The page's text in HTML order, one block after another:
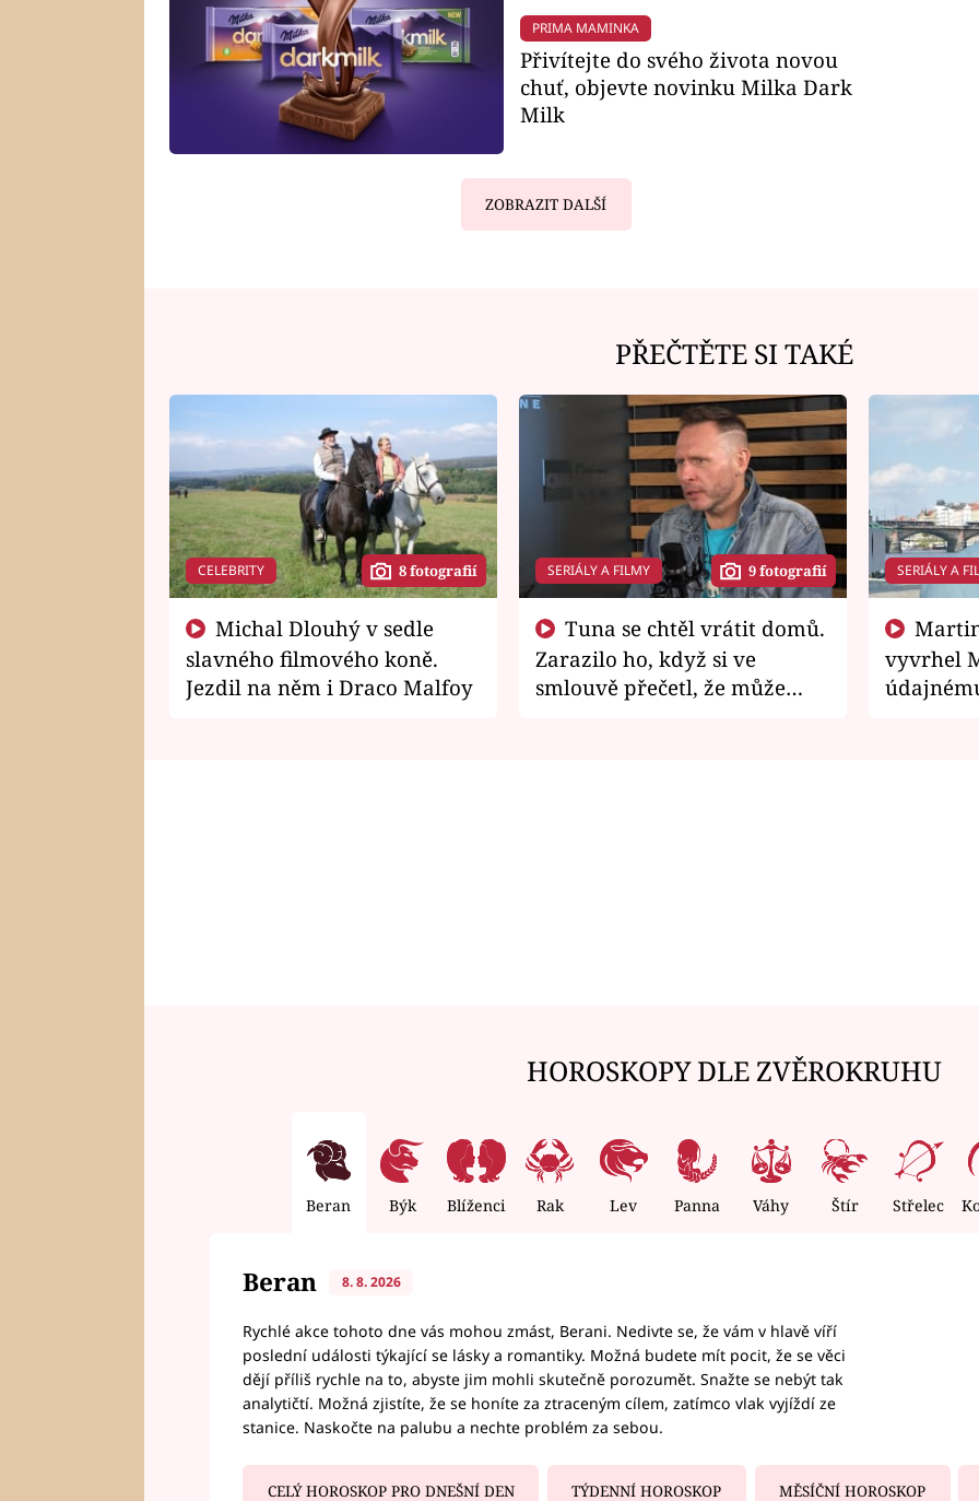
PRIMA MAMINKA
Přivítejte do svého života novou
chuť, objevte novinku Milka Dark
Milk
ZOBRAZIT DALŠÍ
PŘEČTĚTE SI TAKÉ
CELEBRITY 8 fotografií
slavného filmového koně.
Jezdil na něm i Draco Malfoy
SERIÁLY A FILMY 9 fotografií
Zarazilo ho, když si ve
smlouvě přečetl, že může
SERIÁLY A
vyvrhel
HOROSKOPY DLE ZVĚROKRUHU
Beran Býk Blíženci Rak Lev Panna Váhy Štír Střelec
Beran 8. 8. 2026
Rychlé akce tohoto dne vás mohou zmást, Berani. Nedivte se, že vám v hlavě víří
poslední události týkající se lásky a romantiky. Možná budete mít pocit, že se věci
dějí příliš rychle na to, abyste jim mohli skutečně porozumět. Snažte se nebýt tak
analytičtí. Možná zjistíte, že se honíte za ztraceným cílem, zatímco vlak vyjíždí ze
stanice. Naskočte na palubu a nechte problém za sebou.
CELÝ HOROSKOP PRO DNEŠNÍ DEN TÝDENNÍ HOROSKOP MĚSÍČNÍ HOROSKOP